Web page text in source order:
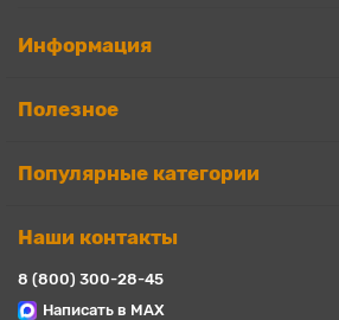
Информация
Полезное
Популярные категории
Наши контакты
8 (800) 300-28-45
Написать в MAX